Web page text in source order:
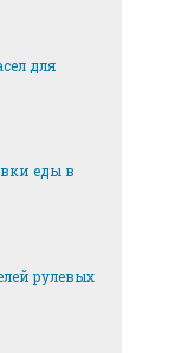
для
еды в
рулевых